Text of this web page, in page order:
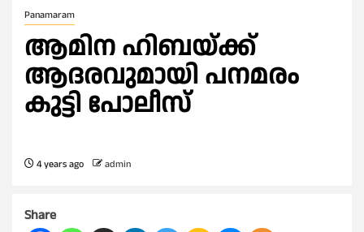
Panamaram
ആമിന ഹിബയ്ക്ക്
ആദരവുമായി പനമരം
കുട്ടി പോലീസ്
4 years ago admin
Share